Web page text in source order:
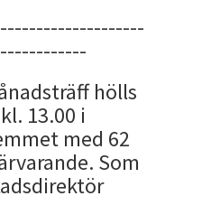
hölls
13.00 i
med 62
Som